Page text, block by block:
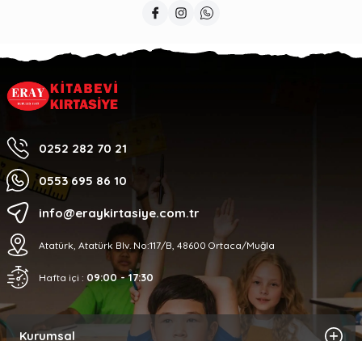
0252 282 70 21
0553 695 86 10
info@eraykirtasiye.com.tr
Atatürk, Atatürk Blv. No:117/B, 48600 Ortaca/Muğla
Hafta içi : 09:00 - 17:30
Kurumsal